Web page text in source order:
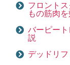
フロント
もの筋肉
バーピー
説
デッドリ